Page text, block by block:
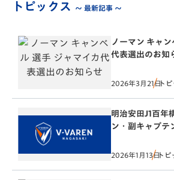
トピックス ～ 最新記事 ～
ノーマン キャ
代表選出のお知
2026年3月21日トピ
明治安田J1百年
ン・副キャプテ
2026年1月13日トピ